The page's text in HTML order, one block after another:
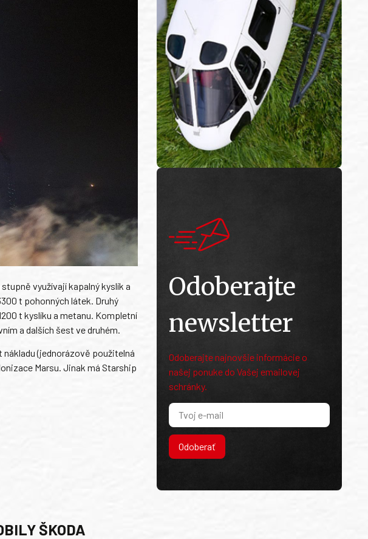
využívají kapalný kyslík a
t pohonných látek. Druhý
t kyslíku a metanu. Kompletní
a dalších šest ve druhém.
(jednorázově použitelná
Marsu. Jinak má Starship
ŠKODA
Odoberajte
newsletter
Odoberajte najnovšie informácie o
našej ponuke do Vašej emailovej
schránky.
Odoberať